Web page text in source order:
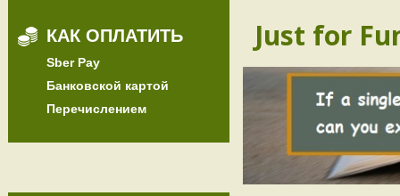
КАК ОПЛАТИТЬ
Sber Pay
Банковской картой
Перечислением
Just for